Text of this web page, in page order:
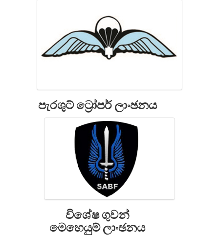
පැරශුට් ට්‍රෝපර් ලාංඡනය
විශේෂ ගුවන්
මෙහෙයුම් ලාංඡනය